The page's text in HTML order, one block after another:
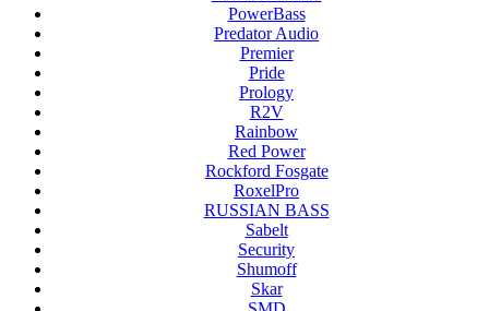
PowerBass
Predator Audio
Premier
Pride
Prology
R2V
Rainbow
Red Power
Rockford Fosgate
RoxelPro
RUSSIAN BASS
Sabelt
Security
Shumoff
Skar